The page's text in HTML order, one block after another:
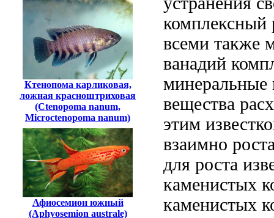
Ктенопома карликовая,
ложная красноштриховая
(Ctenopoma nanum,
Microctenopoma nanum)
Афиосемион южный
(Aphyosemion australe)
комплексный
всеми также
ванадий
минеральные
вещества
этим
взаимно
для роста
каменистых
каменистых